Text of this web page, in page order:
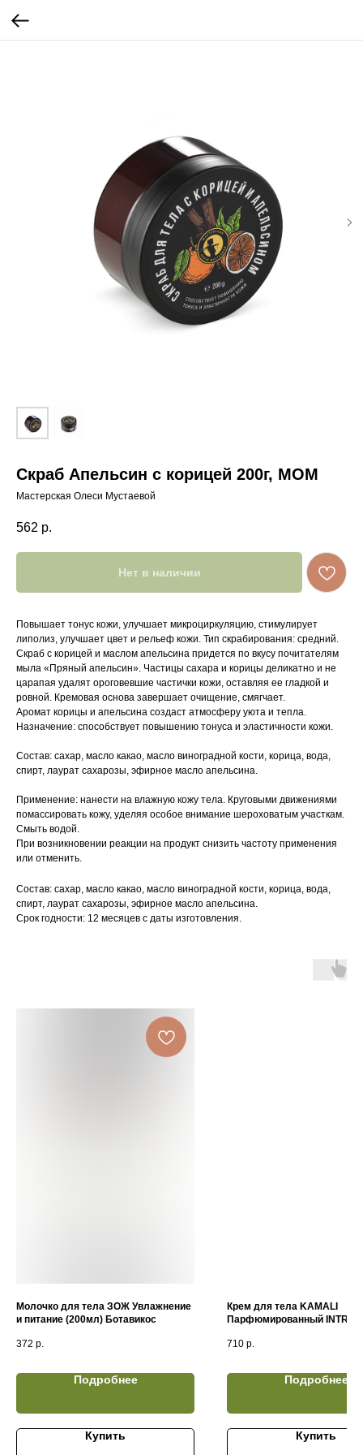
Скраб Апельсин с корицей 200г, МОМ
Мастерская Олеси Мустаевой
562 р.
Нет в наличии
Повышает тонус кожи, улучшает микроциркуляцию, стимулирует
липолиз, улучшает цвет и рельеф кожи. Тип скрабирования: средний.
Скраб с корицей и маслом апельсина придется по вкусу почитателям
мыла «Пряный апельсин». Частицы сахара и корицы деликатно и не
царапая удалят ороговевшие частички кожи, оставляя ее гладкой и
ровной. Кремовая основа завершает очищение, смягчает.
Аромат корицы и апельсина создаст атмосферу уюта и тепла.
Назначение: способствует повышению тонуса и эластичности кожи.
Состав: сахар, масло какао, масло виноградной кости, корица, вода,
спирт, лаурат сахарозы, эфирное масло апельсина.
Применение: нанести на влажную кожу тела. Круговыми движениями
помассировать кожу, уделяя особое внимание шероховатым участкам.
Смыть водой.
При возникновении реакции на продукт снизить частоту применения
или отменить.
Состав: сахар, масло какао, масло виноградной кости, корица, вода,
спирт, лаурат сахарозы, эфирное масло апельсина.
Срок годности: 12 месяцев с даты изготовления.
Молочко для тела ЗОЖ Увлажнение
и питание (200мл) Ботавикос
372 р.
Подробнее
Купить
Крем для тела KAMALI
Парфюмированный
710 р.
Подробнее
Купить